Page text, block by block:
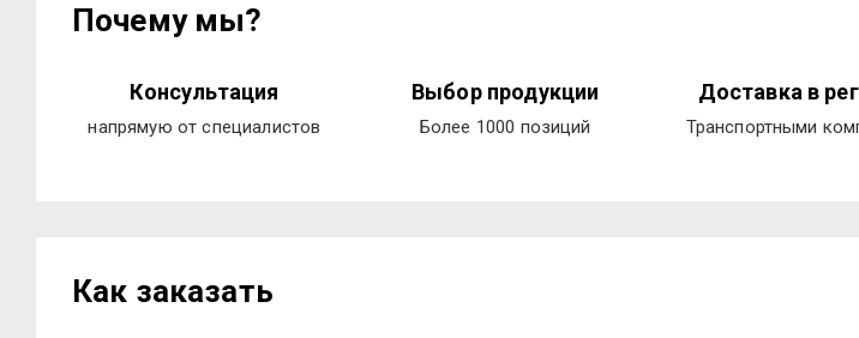
Почему мы?
Консультация
напрямую от специалистов
Выбор продукции
Более 1000 позиций
Доставка в
Транспортными
Как заказать